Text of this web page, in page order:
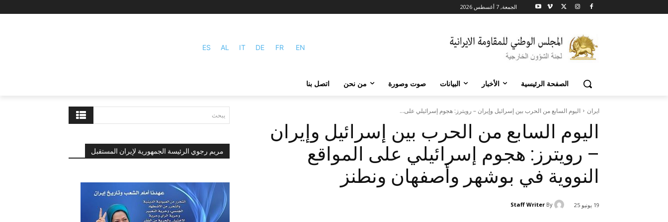
الجمعة, 7 أغسطس 2026
ES AL IT DE FR EN
الصفحة الرئيسية الأخبار البيانات صوت وصورة من نحن اتصل بنا
يبحث
مريم رجوي الرئيسة الجمهورية لإيران المستقبل
ايران اليوم السابع من الحرب بين إسرائيل وإيران – رويترز: هجوم إسرائيلي على...
اليوم السابع من الحرب بين إسرائيل وإيران
– رويترز: هجوم إسرائيلي على المواقع
النووية في بوشهر وأصفهان ونطنز
19 يونيو 25 By
Staff Writer